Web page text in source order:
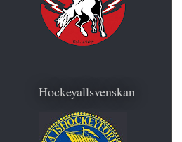
Hockeyallsvenskan